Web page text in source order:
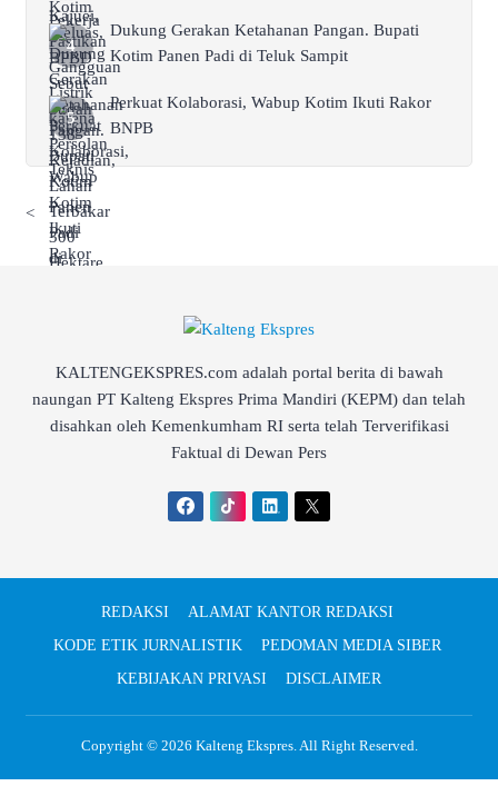
Dukung Gerakan Ketahanan Pangan. Bupati
Kotim Panen Padi di Teluk Sampit
Perkuat Kolaborasi, Wabup Kotim Ikuti Rakor
BNPB
<
KALTENGEKSPRES.com adalah portal berita di bawah
naungan PT Kalteng Ekspres Prima Mandiri (KEPM) dan telah
disahkan oleh Kemenkumham RI serta telah Terverifikasi
Faktual di Dewan Pers
REDAKSI
ALAMAT KANTOR REDAKSI
KODE ETIK JURNALISTIK
PEDOMAN MEDIA SIBER
KEBIJAKAN PRIVASI
DISCLAIMER
Copyright © 2026 Kalteng Ekspres. All Right Reserved.